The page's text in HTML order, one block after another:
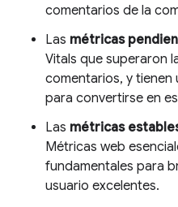
comentarios de la
Las métricas
Vitals que superaron
comentarios, y
para convertirse en
Las métricas
Métricas web
fundamentales para
usuario excelentes.